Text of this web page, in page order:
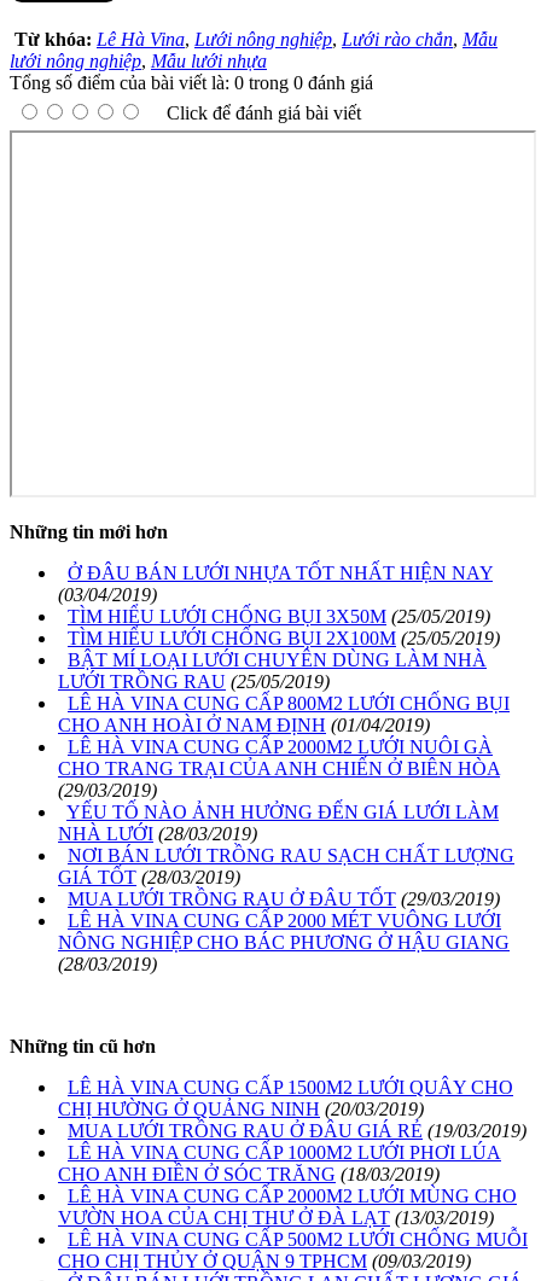
Từ khóa: Lê Hà Vina, Lưới nông nghiệp, Lưới rào chắn, Mẫu
lưới nông nghiệp, Mẫu lưới nhựa
Tổng số điểm của bài viết là: 0 trong 0 đánh giá
Click để đánh giá bài viết
Những tin mới hơn
Ở ĐÂU BÁN LƯỚI NHỰA TỐT NHẤT HIỆN NAY
(03/04/2019)
TÌM HIỂU LƯỚI CHỐNG BỤI 3X50M (25/05/2019)
TÌM HIỂU LƯỚI CHỐNG BỤI 2X100M (25/05/2019)
BẬT MÍ LOẠI LƯỚI CHUYÊN DÙNG LÀM NHÀ
LƯỚI TRỒNG RAU (25/05/2019)
LÊ HÀ VINA CUNG CẤP 800M2 LƯỚI CHỐNG BỤI
CHO ANH HOÀI Ở NAM ĐỊNH (01/04/2019)
LÊ HÀ VINA CUNG CẤP 2000M2 LƯỚI NUÔI GÀ
CHO TRANG TRẠI CỦA ANH CHIẾN Ở BIÊN HÒA
(29/03/2019)
YẾU TỐ NÀO ẢNH HƯỞNG ĐẾN GIÁ LƯỚI LÀM
NHÀ LƯỚI (28/03/2019)
NƠI BÁN LƯỚI TRỒNG RAU SẠCH CHẤT LƯỢNG
GIÁ TỐT (28/03/2019)
MUA LƯỚI TRỒNG RAU Ở ĐÂU TỐT (29/03/2019)
LÊ HÀ VINA CUNG CẤP 2000 MÉT VUÔNG LƯỚI
NÔNG NGHIỆP CHO BÁC PHƯƠNG Ở HẬU GIANG
(28/03/2019)
Những tin cũ hơn
LÊ HÀ VINA CUNG CẤP 1500M2 LƯỚI QUÂY CHO
CHỊ HƯỜNG Ở QUẢNG NINH (20/03/2019)
MUA LƯỚI TRỒNG RAU Ở ĐÂU GIÁ RẺ (19/03/2019)
LÊ HÀ VINA CUNG CẤP 1000M2 LƯỚI PHƠI LÚA
CHO ANH ĐIỀN Ở SÓC TRĂNG (18/03/2019)
LÊ HÀ VINA CUNG CẤP 2000M2 LƯỚI MÙNG CHO
VƯỜN HOA CỦA CHỊ THƯ Ở ĐÀ LẠT (13/03/2019)
LÊ HÀ VINA CUNG CẤP 500M2 LƯỚI CHỐNG MUỖI
CHO CHỊ THỦY Ở QUẬN 9 TPHCM (09/03/2019)